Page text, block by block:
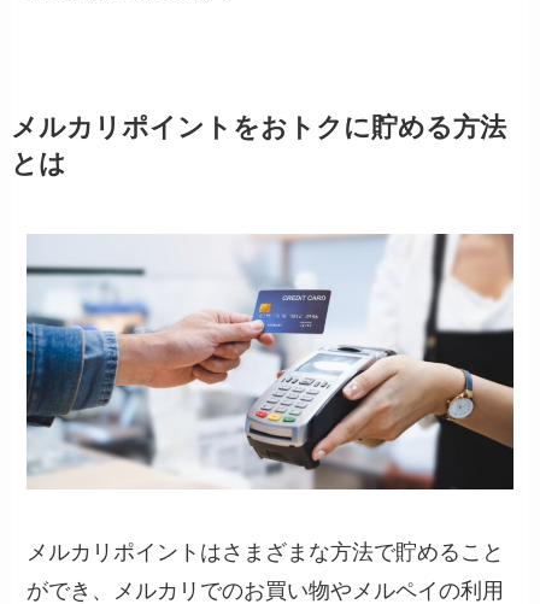
メルカリポイントをおトクに貯める方法
とは
メルカリポイントはさまざまな方法で貯めること
ができ、メルカリでのお買い物やメルペイの利用